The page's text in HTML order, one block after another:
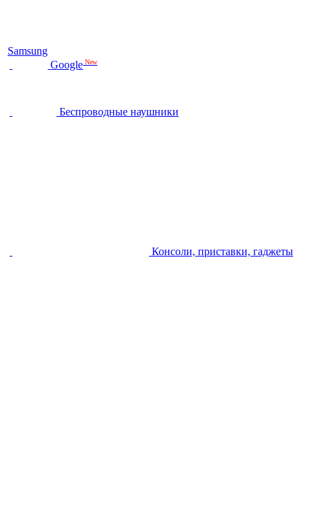
Samsung
Google New
Беспроводные наушники
Консоли, приставки, гаджеты